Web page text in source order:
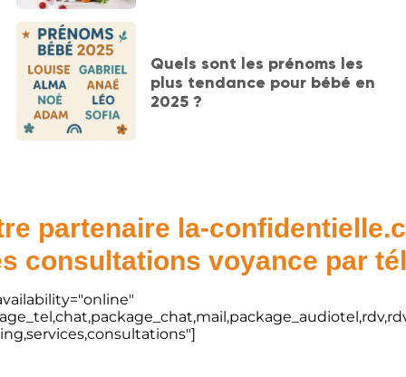
Quels sont les prénoms les
plus tendance pour bébé en
2025 ?
partenaire la-
consultations voyance par